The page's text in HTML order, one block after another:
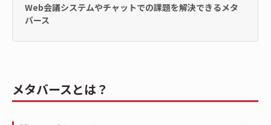
Web会議システムやチャットでの課題を解決できるメタ
バース
メタバースとは？